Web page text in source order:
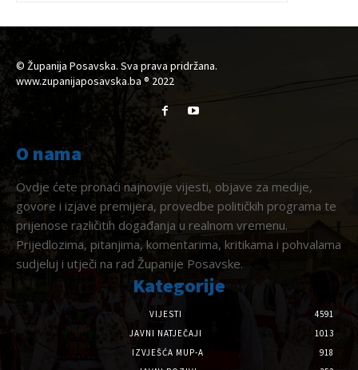
© Županija Posavska. Sva prava pridržana.
www.zupanijaposavska.ba ® 2022
O nama
Ovdje ćete pronaći najnovije vijesti, objave za medije,
govore i izjave premijera, provedbe političkih programa te
prijenose različitih događanja u realnom vremenu.
Prijedlozima, pitanjima, komentarima, kritikama i pohvalama
sudjeluj i utječi na rad Županije Posavske.
Kategorije
VIJESTI
4591
JAVNI NATJEČAJI
1013
IZVJEŠĆA MUP-A
918